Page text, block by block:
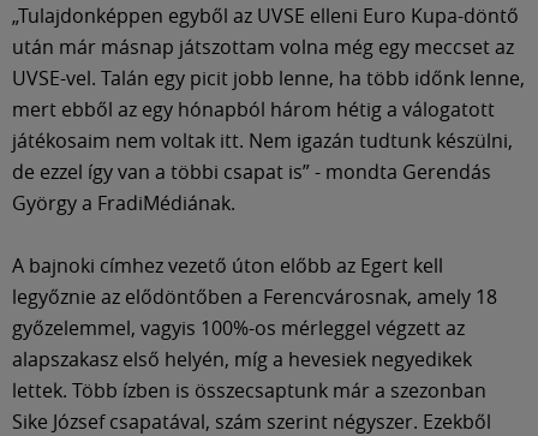
„Tulajdonképpen egyből az UVSE elleni Euro Kupa-döntő
után már másnap játszottam volna még egy meccset az
UVSE-vel. Talán egy picit jobb lenne, ha több időnk lenne,
mert ebből az egy hónapból három hétig a válogatott
játékosaim nem voltak itt. Nem igazán tudtunk készülni,
de ezzel így van a többi csapat is” - mondta Gerendás
György a FradiMédiának.
A bajnoki címhez vezető úton előbb az Egert kell
legyőznie az elődöntőben a Ferencvárosnak, amely 18
győzelemmel, vagyis 100%-os mérleggel végzett az
alapszakasz első helyén, míg a hevesiek negyedikek
lettek. Több ízben is összecsaptunk már a szezonban
Sike József csapatával, szám szerint négyszer. Ezekből